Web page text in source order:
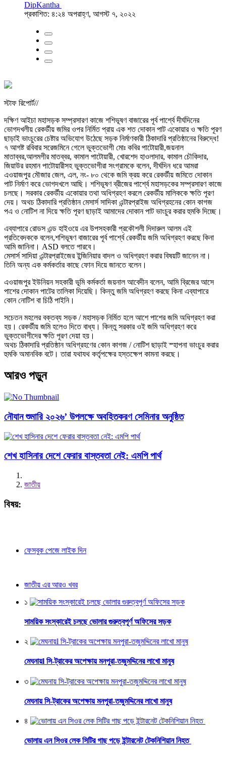
DipKantha
প্রকাশিত: ৪:২৪ অপরাহ্ণ, আগস্ট ৭, ২০২২
স্টাফ রিপোর্ট//
দক্ষিণ আইচা মহাসড়ক সম্প্রসারণ কাজে শশিভূষণ বাজারের পূর্ব পার্শ্বে দীর্ঘদিনের
ভোগদখলীয় রেকর্ডীয় জমির ওপর নির্মিত প্রায় এক শত দোকান পাট একোয়ার ও ক্ষতি পূরণ
ছাড়াই ভাংচুরের চেষ্টার অভিযোগ উঠেছে সড়ক নির্মাণকারী ঠিকাদারি প্রতিষ্ঠানের বিরুদ্ধে!
৭ আগষ্ট রবিবার সরেজমিনে গেলে ভুক্তভোগী মোঃ কবির পাটোয়ারী,জয়নাল
মাতাব্বর,আলমগীর মাতব্বর, কামাল পাটোয়ারী, খোরশেদ হাওলাদার, কামাল চৌকিদার,
জিয়াউর রহমান পাটোয়ারীসহ ভুক্তভোগীরা সংগ্রামকে বলেন, দীর্ঘদিন ধরে আমরা
এওয়াজপুর মৌজার জেল, এল, নং- ৮০ থেকে জমি ক্রয় করে রেকর্ডীয় জমিতে দোকান
পাট নির্মাণ করে ভোগদখলে আছি। শশিভূষণ ব্রীজের পার্শ্বে মহাসড়কের সম্প্রসারণ কাজে
চলছে। সরকার রেকর্ডীয় একোয়ার তথা অধিগ্রহণ করলে রেকর্ডীয় মালিককে ক্ষতি পূরণ
দেয়। অথচ ঠিকাদারি প্রতিষ্ঠান মেসার্স সাদিকা এন্টারপ্রাইজ অধিগ্রহনের কোন কাগজ
পএ ও নোটিশ না দিয়ে ক্ষতি পূরণ ছাড়াই আমাদের দোকান পাট ভাংচুর করার হুমকি দিচ্ছে।
এব্যাপারে রোডস এন্ড হাইওয়ে এর উপসহকারী প্রকৌশলী দিদারুল আলম এই
প্রতিবেদককে বলেন,শশিভূষণ বাজারের পূর্ব পার্শ্বে রেকর্ডীয় জমি অধিগ্রহণ করছে কিনা
আমি জানিনা। ASD বলতে পারবে।
মেসার্স সাদিয়া এন্টারপ্রাইজের ইন্জিনিয়ার বাদল ও অধিগ্রহণ করার বিষয়টি জানেন না।
তিনি অন্য এক কর্মকর্তার কাছে ফোন দিয়ে জানতে বলেন।
এওয়াজপুর ইউনিয়ন সহকারী ভূমি কর্মকর্তা জয়নাল আবেদীন বলেন, আমি ব্রিজের আসে
পাশের দোকান পাটের তালিকা দিয়েছি। কিন্তু জমি অধিগ্রহণ করছে কিনা এব্যাপারে
কোন নোটিশ বা চিঠি পাইনি।
সচেতন মহলের বক্তব্য সড়ক / মহাসড়ক নির্মিত হলে আশে পাশের জমি অধিগ্রহণ করা
হয়। রেকর্ডীয় জমি হলেও দিতে বাধ্য। কিন্তু সরকার ওই জমি অধিগ্রহণ করে
ভুক্তভোগীদের ক্ষতি পূরণ দেয়া হয়।
অথচ ঠিকাদারি প্রতিষ্ঠান অধিগ্রহণের কোন কাগজ / নোটিশ ছাড়াই স্হাপনা ভাংচুর করার
হুমকি অমানবিক বটে। তারা যথাযথ কর্তৃপক্ষের হস্তক্ষেপ কামনা করছে।
আরও পড়ুন
নৌযান শুমারি ২০২৬’ উপলক্ষে অবহিতকরণ সেমিনার অনুষ্ঠিত
শেখ হাসিনার দেশে ফেরার বাস্তবতা নেই: এমপি পার্থ
জাতীয়
বিষয়:
ফেসবুক পেজে লাইক দিন
জাতীয় এর আরও খবর
১
সাময়িক সংস্কারেই চলছে ভোলার গুরুত্বপূর্ণ অফিসের সড়ক
২
মেঘনায়l সি-ট্রাকের অপেক্ষায় মনপুরা-তজুমদ্দিনের লাখো মানুষ
৩
মেঘনায় সি-ট্রাকের অপেক্ষায় মনপুরা-তজুমদ্দিনের লাখো মানুষ
৪
ভোলায় এন সিওর লেক সিটির গাছ পড়ে ইন্টারনেট টেকনিশিয়ান নিহত